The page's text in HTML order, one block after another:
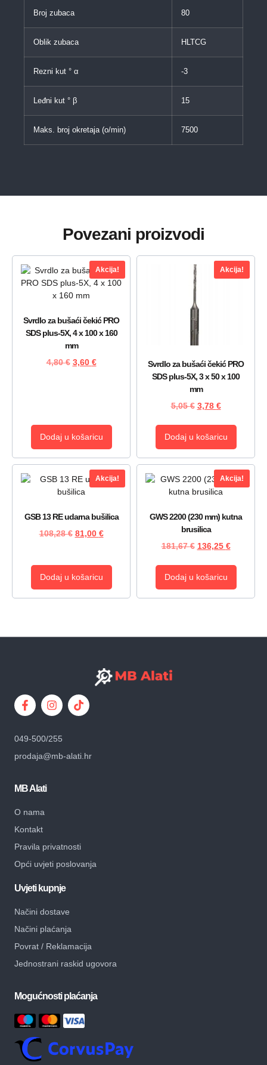
Broj zubaca 80
Oblik zubaca HLTCG
Rezni kut ° α -3
Leđni kut ° β 15
Maks. broj okretaja (o/min) 7500
Povezani proizvodi
Akcija!
Svrdlo za bušaći čekić PRO
SDS plus-5X, 4 x 100 x 160
mm
4,80€ 3,60 €
Dodaj u košaricu
Akcija!
Svrdlo za bušaći čekić PRO
SDS plus-5X, 3 x 50 x 100
mm
5,05€ 3,78 €
Dodaj u košaricu
Akcija!
GSB 13 RE udarna bušilica
108,28€ 81,00 €
Dodaj u košaricu
Akcija!
GWS 2200 (230 mm) kutna
brusilica
181,67€ 136,25 €
Dodaj u košaricu
049-500/255
prodaja@mb-alati.hr
MB Alati
O nama
Kontakt
Pravila privatnosti
Opći uvjeti poslovanja
Uvjeti kupnje
Načini dostave
Načini plaćanja
Povrat / Reklamacija
Jednostrani raskid ugovora
Mogućnosti plaćanja